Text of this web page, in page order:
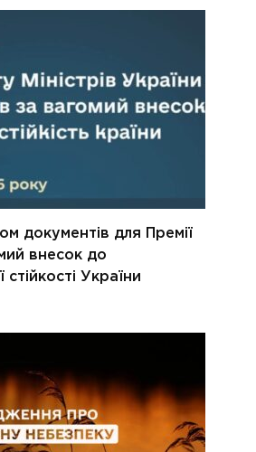
документів для Премії
внесок до
стійкості України